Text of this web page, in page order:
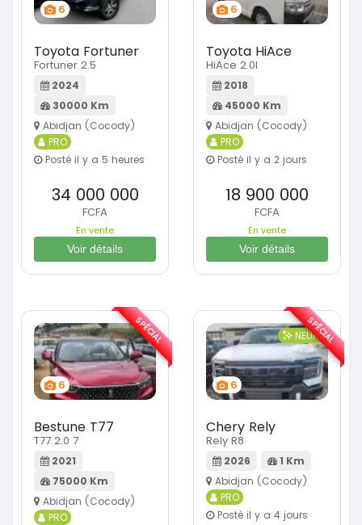
6
Toyota Fortuner
Fortuner 2.5
2024
30000 Km
Abidjan (Cocody)
PRO
Posté il y a 5 heures
34 000 000
FCFA
En vente
Voir détails
6
Toyota HiAce
HiAce 2.0l
2018
45000 Km
Abidjan (Cocody)
PRO
Posté il y a 2 jours
18 900 000
FCFA
En vente
Voir détails
6
Bestune T77
T77 2.0 7
2021
75000 Km
Abidjan (Cocody)
PRO
SPÉCIAL
6
NEUF
Chery Rely
Rely R8
2026
1 Km
Abidjan (Cocody)
PRO
Posté il y a 4 jours
SPÉCIAL